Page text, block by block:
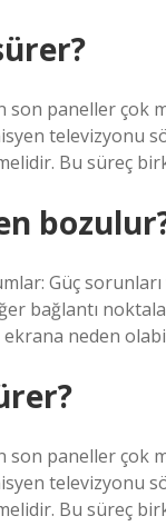
paneller çok
televizyonu
Bu süreç
Güç
bağlantı
neden
paneller çok
televizyonu
Bu süreç